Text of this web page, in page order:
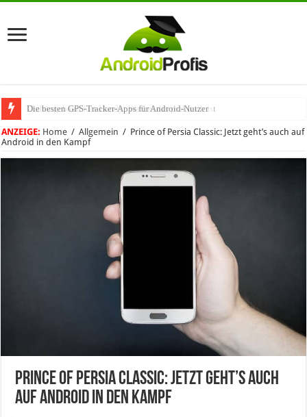
Die besten GPS-Tracker-Apps für Android-Nutzer
Umhängeband fürs Handy: Warum das praktisch ist
ANZEIGE: Home / Allgemein / Prince of Persia Classic: Jetzt geht’s auch auf
Android in den Kampf
Prince of Persia Classic: Jetzt geht’s auch
auf Android in den Kampf